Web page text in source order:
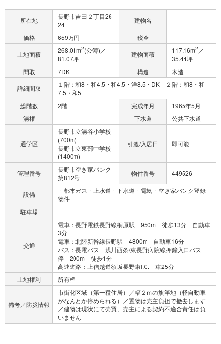
所在地
長野市吉田２丁目26-
24
建物名
価格 659万円
税金
土地面積
268.01m2(公簿)／
81.07坪
建物面積 117.16m2 ／
35.44坪
間取
7DK 構造
木造
詳細間取
１階：和8・和4.5・和4.5・洋8.5・DK ２階：和8・和
7.5・和5
総階数
2階 完成年月
1965年5月
湯権
下水道 公共下水道
通学区
長野市立湯谷小学校
(700m)
長野市立東部中学校
(1400m)
引渡/入居日 即可能
管理番号
長野市空き家バンク
第812号
物件番号 449526
設備
・都市ガス・上水道・下水道・電気・空き家バンク登録
物件
駐車場
交通
電車：長野電鉄長野線桐原駅 950m 徒歩13分 自動車
3分
電車：北陸新幹線長野駅 4800m 自動車16分
バス：長電バス 浅川西条/東長野病院線押鐘入口バス
停 200m 徒歩1分
高速道路：上信越道須坂長野東I.C. 車25分
土地権利
所有権
備考／防災情報
市街化区域（第一種住居）／幅２ｍの旗竿地（軽自動車
がなんとか停められる）／置物は売主負担で撤去します
／建物は現状にて売買、売主による契約不適合責任は負
いません